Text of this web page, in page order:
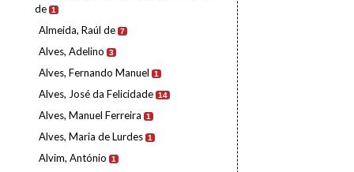
de 1
Almeida, Raúl de 7
Alves, Adelino 3
Alves, Fernando Manuel 1
Alves, José da Felicidade 14
Alves, Manuel Ferreira 1
Alves, Maria de Lurdes 1
Alvim, António 1